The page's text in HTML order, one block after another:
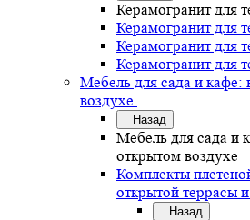
Керамогранит для
Керамогранит для
Керамогранит для
Керамогранит для
Мебель для сада и кафе:
воздухе
Назад
Мебель для сада и
открытом воздухе
Комплекты
открытой террасы
Назад